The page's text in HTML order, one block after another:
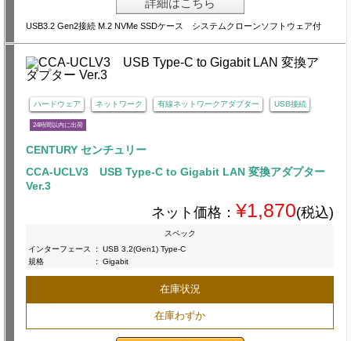
詳細はこちら
USB3.2 Gen2接続 M.2 NVMe SSDケース システムクローンソフトウェア付
ハードウェア ネットワーク 有線ネットワークアダプター USB接続
24時間以内に出荷
CENTURY センチュリー
CCA-UCLV3 USB Type-C to Gigabit LAN 変換アダプター
Ver.3
ネット価格： ¥1,870(税込)
スペック
インターフェース
:
USB 3.2(Gen1) Type-C
規格
: Gigabit
在庫状況
在庫わずか